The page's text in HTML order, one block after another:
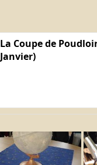
La Coupe de
Janvier)